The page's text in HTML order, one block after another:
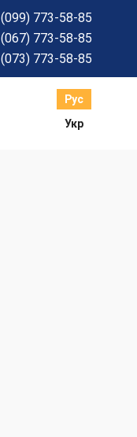
(099) 773-58-85
(067) 773-58-85
(073) 773-58-85
Рус
Укр